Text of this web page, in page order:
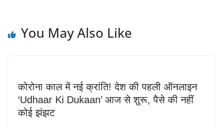
You May Also Like
कोरोना काल में नई क्रांति! देश की पहली ऑनलाइन
‘Udhaar Ki Dukaan’ आज से शुरू, पैसे की नहीं
कोई झंझट